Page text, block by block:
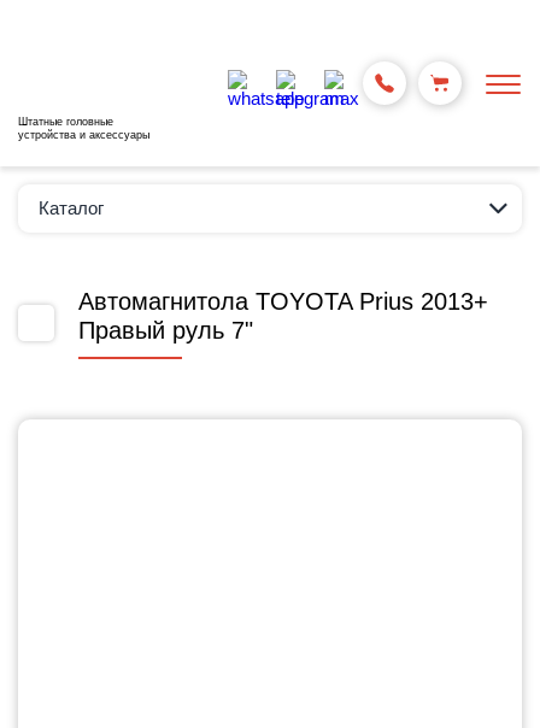
Штатные головные
устройства и аксессуары
Каталог
Автомагнитола TOYOTA Prius 2013+
Правый руль 7"